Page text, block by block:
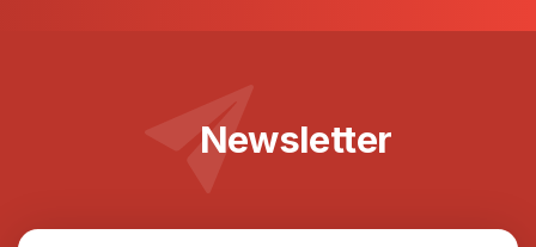
Newsletter